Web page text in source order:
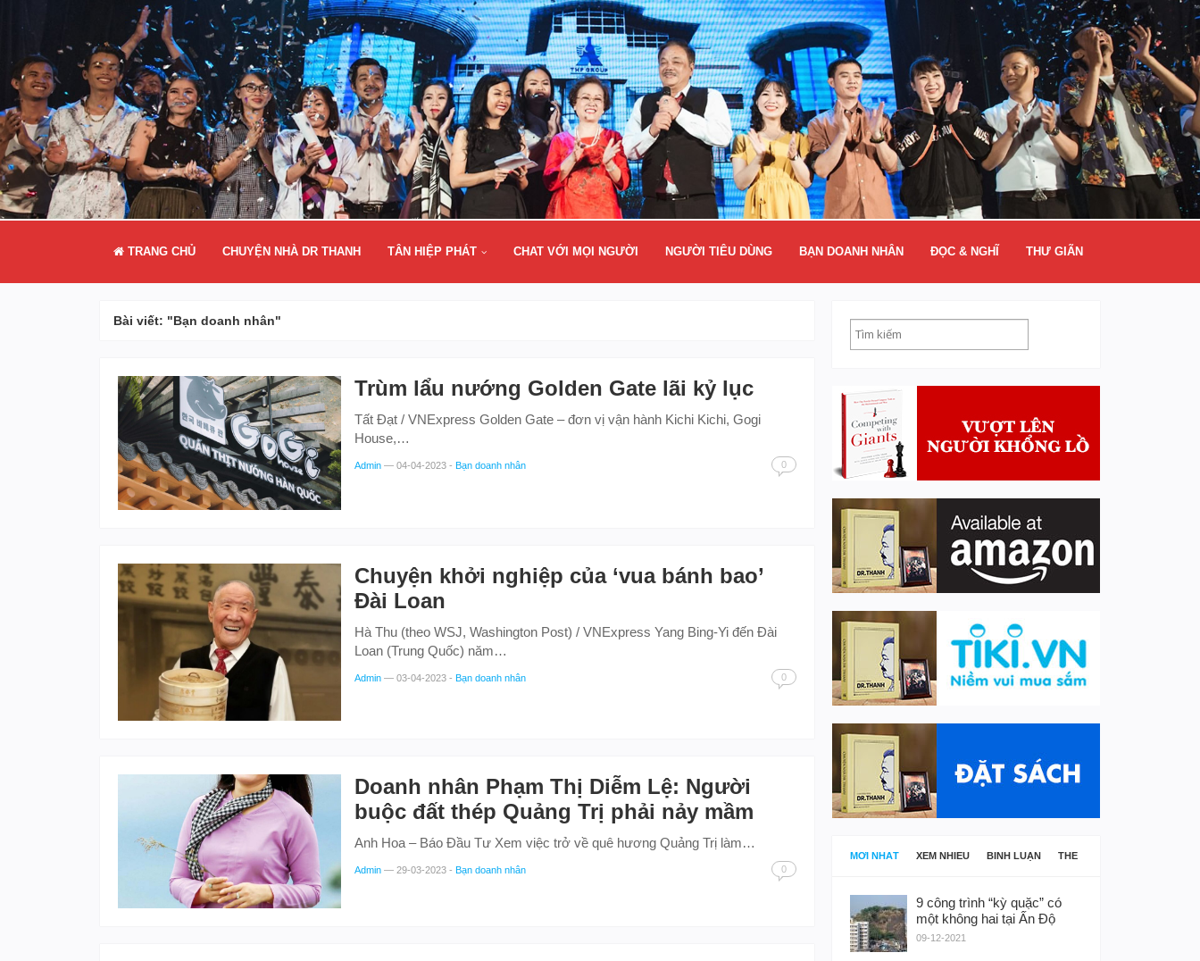
TRANG CHỦ CHUYỆN NHÀ DR THANH TÂN HIỆP PHÁT CHAT VỚI MỌI NGƯỜI NGƯỜI TIÊU DÙNG BẠN DOANH NHÂN ĐỌC & NGHĨ THƯ GIÃN
Bài viết: "Bạn doanh nhân"
Trùm lẩu nướng Golden Gate lãi kỷ lục
Tất Đạt / VNExpress Golden Gate – đơn vị vận hành Kichi Kichi, Gogi
House,…
Admin — 04-04-2023 - Bạn doanh nhân 0
Chuyện khởi nghiệp của ‘vua bánh bao’
Đài Loan
Hà Thu (theo WSJ, Washington Post) / VNExpress Yang Bing-Yi đến Đài
Loan (Trung Quốc) năm…
Admin — 03-04-2023 - Bạn doanh nhân 0
Doanh nhân Phạm Thị Diễm Lệ: Người
buộc đất thép Quảng Trị phải nảy mầm
Anh Hoa – Báo Đầu Tư Xem việc trở về quê hương Quảng Trị làm…
Admin — 29-03-2023 - Bạn doanh nhân 0
MỚI NHẤT XEM NHIỀU BÌNH LUẬN THẺ
9 công trình “kỳ quặc” có
một không hai tại Ấn Độ
09-12-2021